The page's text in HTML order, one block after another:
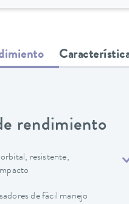
rendimiento
resistente,
de fácil manejo